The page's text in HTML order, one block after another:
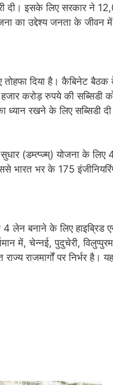
दी। इसके लिए सरकार ने
का उद्देश्य जनता के
दिया है। कैबिनेट बैठक
करोड़ रुपये की सब्सिडी
ध्यान रखने के लिए सब्सिडी दी
(डम्त्प्ज्म्) योजना के
भारत भर के 175
लेन बनाने के लिए हाइब्रिड
में, चेन्नई, पुदुचेरी,
राजमार्गों पर निर्भर है।